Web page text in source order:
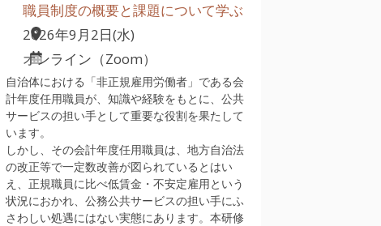
職員制度の概要と課題について学ぶ
2026年9月2日(水)
オンライン（Zoom）
自治体における「非正規雇用労働者」である会
計年度任用職員が、知識や経験をもとに、公共
サービスの担い手として重要な役割を果たして
います。
しかし、その会計年度任用職員は、地方自治法
の改正等で一定数改善が図られているとはい
え、正規職員に比べ低賃金・不安定雇用という
状況におかれ、公務公共サービスの担い手にふ
さわしい処遇にはない実態にあります。本研修